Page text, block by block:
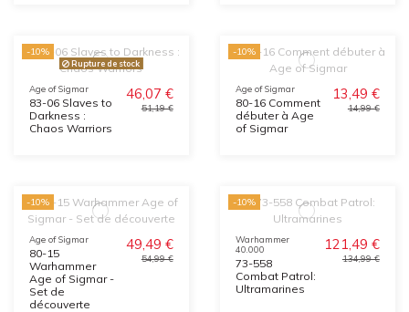
-10%
Rupture de stock
Age of Sigmar
83-06 Slaves to
Darkness :
Chaos Warriors
46,07 €
51,19 €
-10%
Age of Sigmar
80-16 Comment
débuter à Age
of Sigmar
13,49 €
14,99 €
-10%
Age of Sigmar
80-15
Warhammer
Age of Sigmar -
Set de
découverte
49,49 €
54,99 €
-10%
Warhammer
40.000
73-558
Combat Patrol:
Ultramarines
121,49 €
134,99 €